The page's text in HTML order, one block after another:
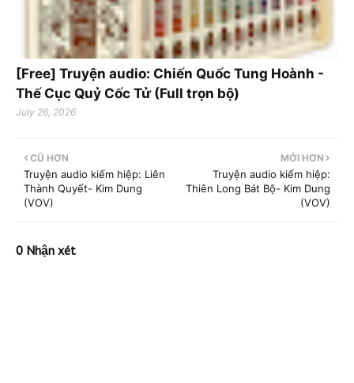
[Free] Truyện audio: Chiến Quốc Tung Hoành -
Thế Cục Quỷ Cốc Tử (Full trọn bộ)
July 26, 2026
MỚI HƠN
Truyện audio kiếm hiệp:
Thiên Long Bát Bộ- Kim Dung
(VOV)
CŨ HƠN
Truyện audio kiếm hiệp: Liên
Thành Quyết- Kim Dung
(VOV)
0 Nhận xét